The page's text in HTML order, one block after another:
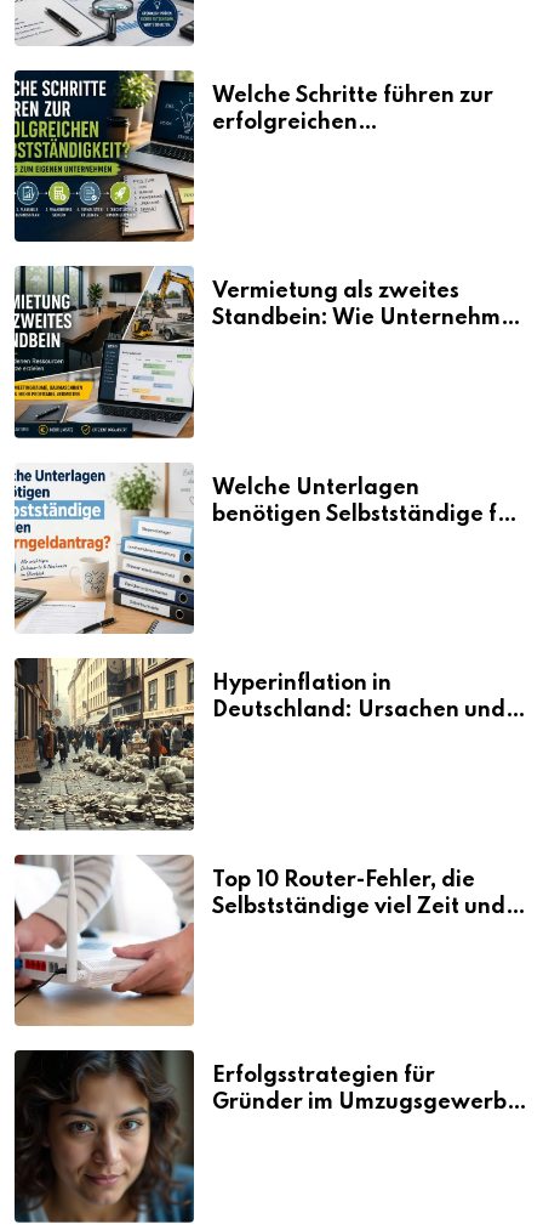
Welche Schritte führen zur
erfolgreichen
Vermietung als zweites
Standbein: Wie Unternehmen
Welche Unterlagen
benötigen Selbstständige für
Hyperinflation in
Deutschland: Ursachen und
Top 10 Router-Fehler, die
Selbstständige viel Zeit und
Erfolgsstrategien für
Gründer im Umzugsgewerbe